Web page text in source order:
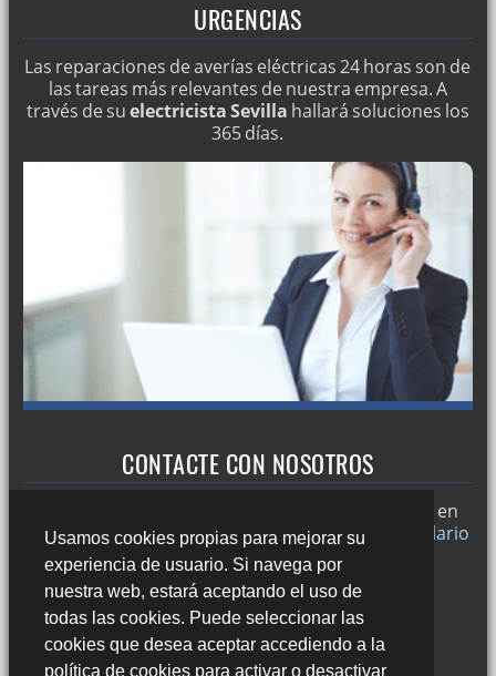
Usamos cookies propias para mejorar su
experiencia de usuario. Si navega por
nuestra web, estará aceptando el uso de
todas las cookies. Puede seleccionar las
cookies que desea aceptar accediendo a la
política de cookies para activar o desactivar
URGENCIAS
Las reparaciones de averías eléctricas 24 horas son de
las tareas más relevantes de nuestra empresa. A
través de suelectricista Sevilla hallará soluciones los
365 días.
CONTACTE CON NOSOTROS
y si desea puede ponerse en
contacto con nosotros a través de nuestro
formulario
de contacto o llamándonos al:
678 49 45 44